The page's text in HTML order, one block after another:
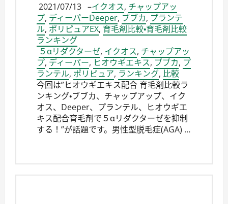
2021/07/13 –イクオス, チャップアッ
プ, ディーパーDeeper, ブブカ, プランテ
ル, ポリピュアEX, 育毛剤比較・育毛剤比較
ランキング
５αリダクターゼ, イクオス, チャップアッ
プ, ディーパー, ヒオウギエキス, ブブカ, プ
ランテル, ポリピュア, ランキング, 比較
今回は”ヒオウギエキス配合 育毛剤比較ラ
ンキング・ブブカ、チャップアップ、イク
オス、Deeper、プランテル、ヒオウギエ
キス配合育毛剤で５αリダクターゼを抑制
する！”が話題です。男性型脱毛症(AGA) …